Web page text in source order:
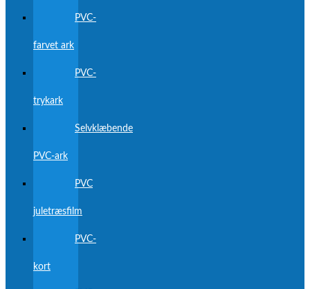
PVC-
farvet ark
PVC-
trykark
Selvklæbende
PVC-ark
PVC
juletræsfilm
PVC-
kort